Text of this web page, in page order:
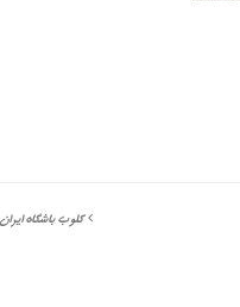
کلوب باشگاه